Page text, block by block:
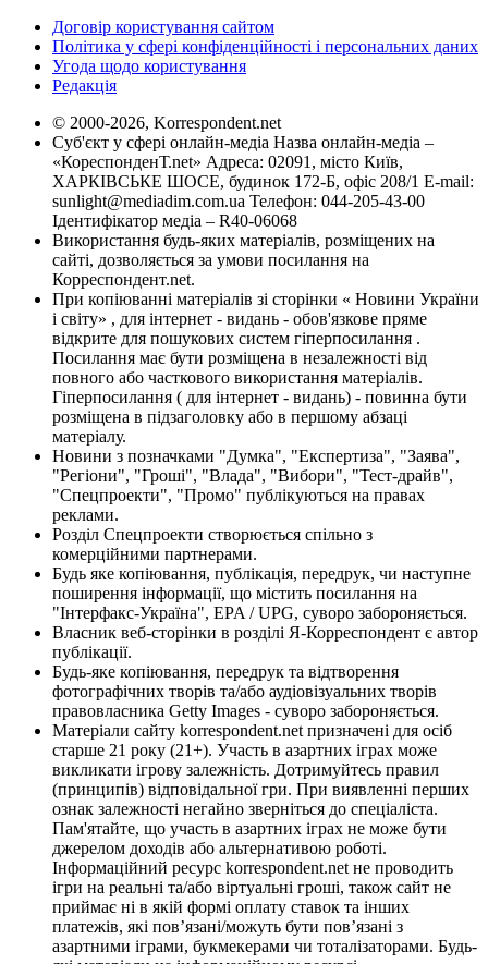
Договір користування сайтом
Політика у сфері конфіденційності і персональних даних
Угода щодо користування
Редакція
© 2000-2026, Korrespondent.net
Суб'єкт у сфері онлайн-медіа Назва онлайн-медіа –
«КореспонденТ.net» Адреса: 02091, місто Київ,
ХАРКІВСЬКЕ ШОСЕ, будинок 172-Б, офіс 208/1 E-mail:
sunlight@mediadim.com.ua Телефон: 044-205-43-00
Ідентифікатор медіа – R40-06068
Використання будь-яких матеріалів, розміщених на
сайті, дозволяється за умови посилання на
Корреспондент.net.
При копіюванні матеріалів зі сторінки « Новини України
і світу» , для інтернет - видань - обов'язкове пряме
відкрите для пошукових систем гіперпосилання .
Посилання має бути розміщена в незалежності від
повного або часткового використання матеріалів.
Гіперпосилання ( для інтернет - видань) - повинна бути
розміщена в підзаголовку або в першому абзаці
матеріалу.
Новини з позначками "Думка", "Експертиза", "Заява",
"Регіони", "Гроші", "Влада", "Вибори", "Тест-драйв",
"Спецпроекти", "Промо" публікуються на правах
реклами.
Розділ Спецпроекти створюється спільно з
комерційними партнерами.
Будь яке копіювання, публікація, передрук, чи наступне
поширення інформації, що містить посилання на
"Інтерфакс-Україна", EPA / UPG, суворо забороняється.
Власник веб-сторінки в розділі Я-Корреспондент є автор
публікації.
Будь-яке копіювання, передрук та відтворення
фотографічних творів та/або аудіовізуальних творів
правовласника Getty Images - суворо забороняється.
Матеріали сайту korrespondent.net призначені для осіб
старше 21 року (21+). Участь в азартних іграх може
викликати ігрову залежність. Дотримуйтесь правил
(принципів) відповідальної гри. При виявленні перших
ознак залежності негайно зверніться до спеціаліста.
Пам'ятайте, що участь в азартних іграх не може бути
джерелом доходів або альтернативою роботі.
Інформаційний ресурс korrespondent.net не проводить
ігри на реальні та/або віртуальні гроші, також сайт не
приймає ні в якій формі оплату ставок та інших
платежів, які пов’язані/можуть бути пов’язані з
азартними іграми, букмекерами чи тоталізаторами. Будь-